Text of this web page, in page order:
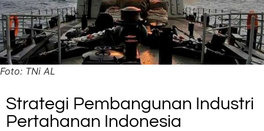
Foto: TNi AL
Strategi Pembangunan Industri
Pertahanan Indonesia